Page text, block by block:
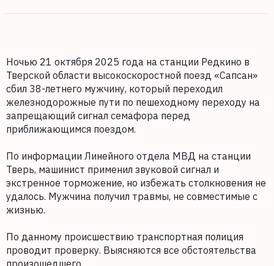
Ночью 21 октября 2025 года на станции Редкино в
Тверской области высокоскоростной поезд «Сапсан»
сбил 38-летнего мужчину, который переходил
железнодорожные пути по пешеходному переходу на
запрещающий сигнал семафора перед
приближающимся поездом.
По информации Линейного отдела МВД на станции
Тверь, машинист применил звуковой сигнал и
экстренное торможение, но избежать столкновения не
удалось. Мужчина получил травмы, не совместимые с
жизнью.
По данному происшествию транспортная полиция
проводит проверку. Выясняются все обстоятельства
произошедшего.